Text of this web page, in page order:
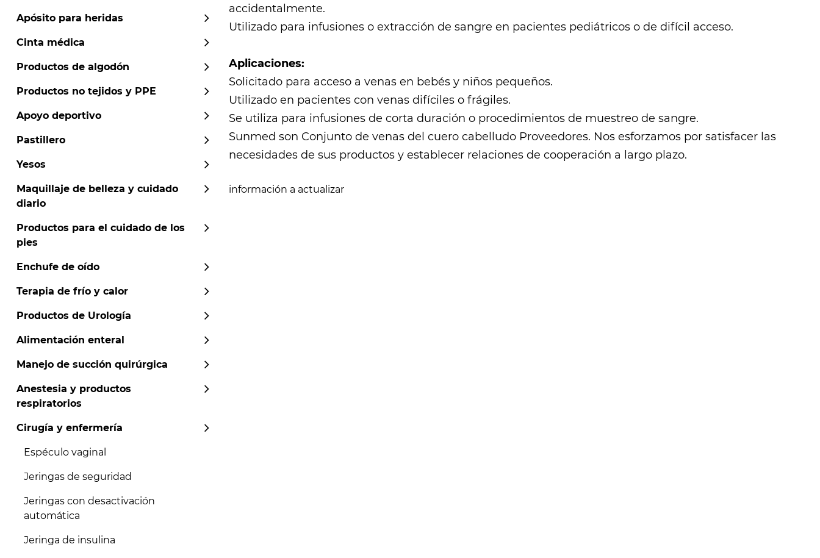
Apósito para heridas
Cinta médica
Productos de algodón
Productos no tejidos y PPE
Apoyo deportivo
Pastillero
Yesos
Maquillaje de belleza y cuidado
diario
Productos para el cuidado de los
pies
Enchufe de oído
Terapia de frío y calor
Productos de Urología
Alimentación enteral
Manejo de succión quirúrgica
Anestesia y productos
respiratorios
Cirugía y enfermería
Espéculo vaginal
Jeringas de seguridad
Jeringas con desactivación
automática
Jeringa de insulina
accidentalmente.
Utilizado para infusiones o extracción de sangre en pacientes pediátricos o de difícil acceso.
Aplicaciones:
Solicitado para acceso a venas en bebés y niños pequeños.
Utilizado en pacientes con venas difíciles o frágiles.
Se utiliza para infusiones de corta duración o procedimientos de muestreo de sangre.
Sunmed son Conjunto de venas del cuero cabelludo Proveedores. Nos esforzamos por satisfacer las
necesidades de sus productos y establecer relaciones de cooperación a largo plazo.
información a actualizar